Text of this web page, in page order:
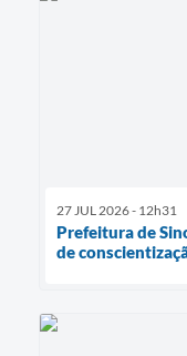
27 JUL 2026 - 12h31
Prefeitura de
de